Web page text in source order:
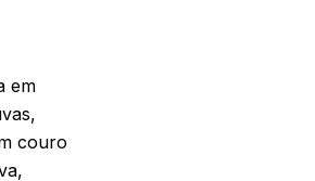
em
couro